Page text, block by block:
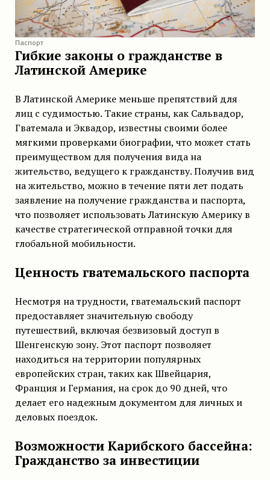
Паспорт
Гибкие законы о гражданстве в
Латинской Америке
В Латинской Америке меньше препятствий для
лиц с судимостью. Такие страны, как Сальвадор,
Гватемала и Эквадор, известны своими более
мягкими проверками биографии, что может стать
преимуществом для получения вида на
жительство, ведущего к гражданству. Получив вид
на жительство, можно в течение пяти лет подать
заявление на получение гражданства и паспорта,
что позволяет использовать Латинскую Америку в
качестве стратегической отправной точки для
глобальной мобильности.
Ценность гватемальского паспорта
Несмотря на трудности, гватемальский паспорт
предоставляет значительную свободу
путешествий, включая безвизовый доступ в
Шенгенскую зону. Этот паспорт позволяет
находиться на территории популярных
европейских стран, таких как Швейцария,
Франция и Германия, на срок до 90 дней, что
делает его надежным документом для личных и
деловых поездок.
Возможности Карибского бассейна:
Гражданство за инвестиции